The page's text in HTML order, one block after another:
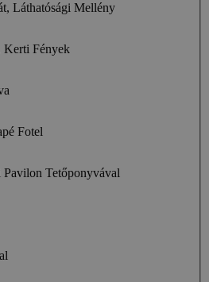
Láthatósági Mellény
Kerti Fények
Fotel
Pavilon Tetőponyvával